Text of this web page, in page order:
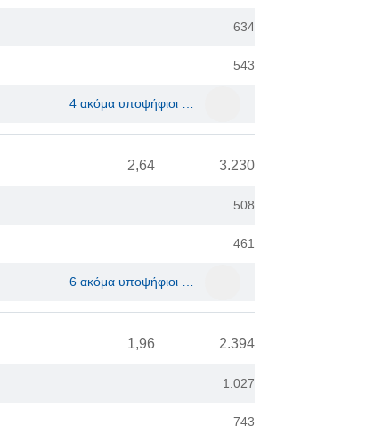
634
543
4 ακόμα υποψήφιοι …
2,64 3.230
508
461
6 ακόμα υποψήφιοι …
1,96 2.394
1.027
743